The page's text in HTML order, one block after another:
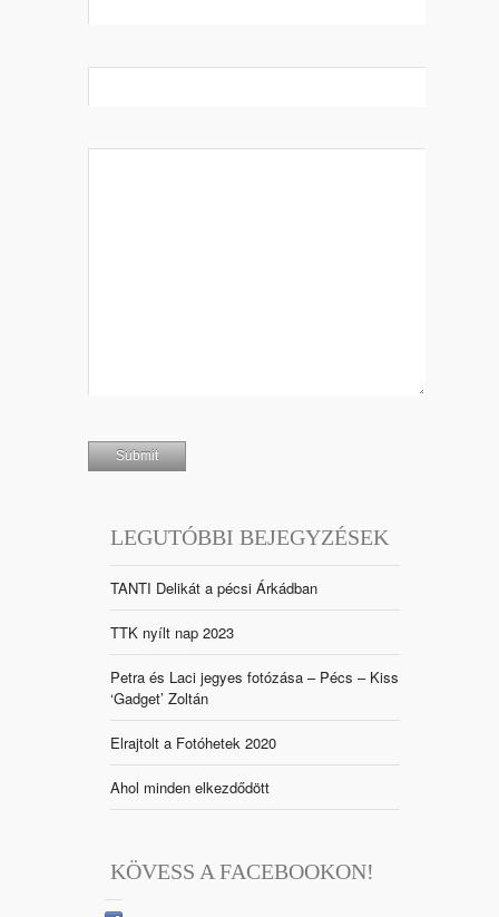
LEGUTÓBBI BEJEGYZÉSEK
TANTI Delikát a pécsi Árkádban
TTK nyílt nap 2023
Petra és Laci jegyes fotózása – Pécs – Kiss
‘Gadget’ Zoltán
Elrajtolt a Fotóhetek 2020
Ahol minden elkezdődött
KÖVESS A FACEBOOKON!